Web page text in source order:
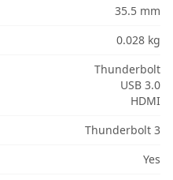
35.5 mm
0.028 kg
Thunderbolt
USB 3.0
HDMI
Thunderbolt 3
Yes